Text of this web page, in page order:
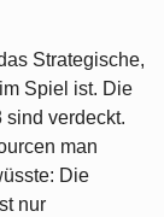
Strategische,
Spiel ist. Die
sind verdeckt.
man
Die
nur